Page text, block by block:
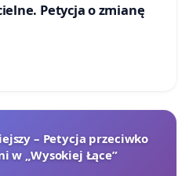
Petycja o zmianę
– Petycja przeciwko
w „Wysokiej Łące”